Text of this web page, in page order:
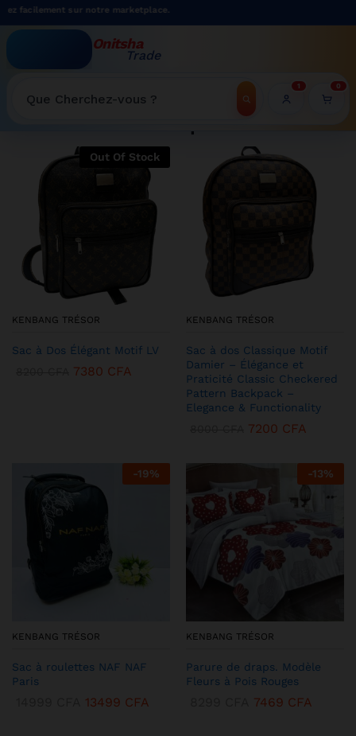
sur notre marketplace.
Onitsha
Trade
Recherche
1 0
WELCOME TO ONITSHATRADE ONLINE SHOP
Out Of Stock
KENBANG TRÉSOR
Sac à Dos Élégant Motif LV
7380 CFA
KENBANG TRÉSOR
Sac à dos Classique Motif
Damier – Élégance et
Praticité Classic Checkered
Pattern Backpack –
Elegance & Functionality
7200 CFA
-19%
KENBANG TRÉSOR
Sac à roulettes NAF NAF
Paris
13499 CFA
-13%
KENBANG TRÉSOR
Parure de draps. Modèle
Fleurs à Pois Rouges
7469 CFA